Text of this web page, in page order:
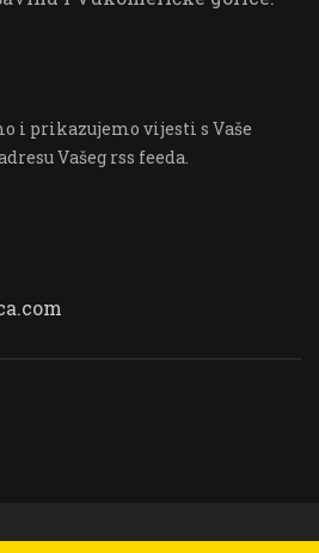
i prikazujemo vijesti s Vaše
Vašeg rss feeda.